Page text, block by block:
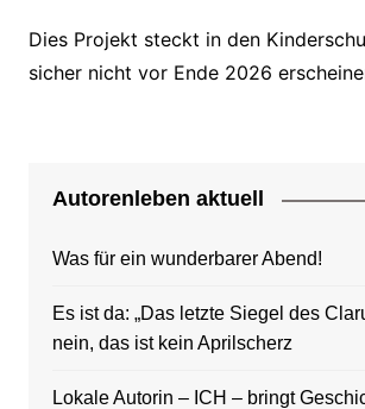
Dies Projekt steckt in den
sicher nicht vor Ende 2026
Autorenleben aktuell
Was für ein wunderbarer Abend!
Es ist da: „Das letzte Siegel des
nein, das ist kein Aprilscherz
Lokale Autorin – ICH – bringt